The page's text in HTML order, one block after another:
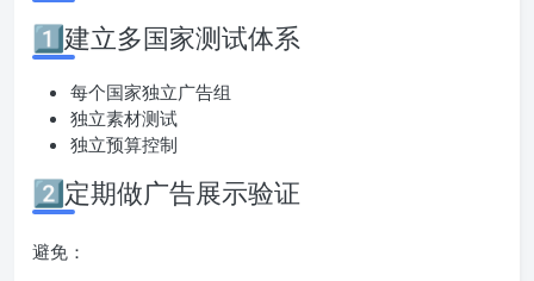
1️⃣建立多国家测试体系
每个国家独立广告组
独立素材测试
独立预算控制
2️⃣定期做广告展示验证
避免：